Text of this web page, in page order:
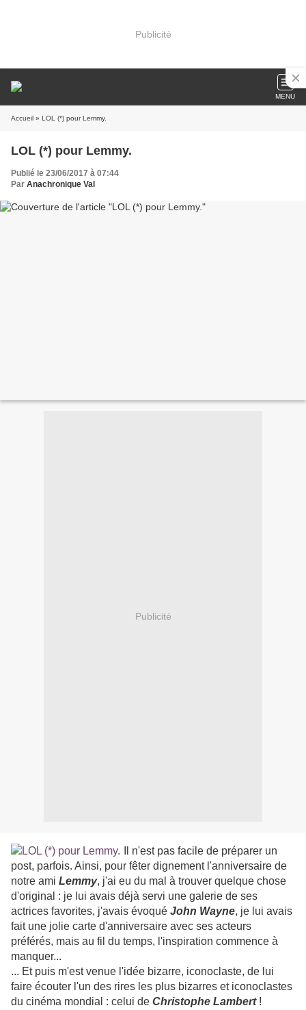
Publicité
MENU
Accueil » LOL (*) pour Lemmy.
LOL (*) pour Lemmy.
Publié le 23/06/2017 à 07:44
Par Anachronique Val
Publicité
Il n'est pas facile de préparer un
post, parfois. Ainsi, pour fêter dignement l'anniversaire de
notre ami Lemmy, j'ai eu du mal à trouver quelque chose
d'original : je lui avais déjà servi une galerie de ses
actrices favorites, j'avais évoqué John Wayne, je lui avais
fait une jolie carte d'anniversaire avec ses acteurs
préférés, mais au fil du temps, l'inspiration commence à
manquer...
... Et puis m'est venue l'idée bizarre, iconoclaste, de lui
faire écouter l'un des rires les plus bizarres et iconoclastes
du cinéma mondial : celui de Christophe Lambert!